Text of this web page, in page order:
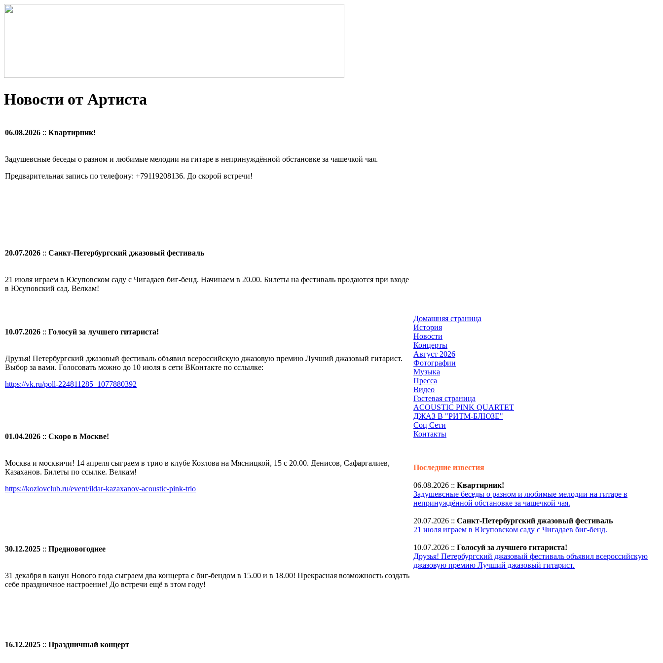
Новости от Артиста
06.08.2026 :: Квартирник!
Задушевсные беседы о разном и любимые мелодии на гитаре в непринуждённой обстановке за чашечкой чая.
Предварительная запись по телефону: +79119208136. До скорой встречи!
20.07.2026 :: Санкт-Петербургский джазовый фестиваль
21 июля играем в Юсуповском саду с Чигадаев биг-бенд. Начинаем в 20.00. Билеты на фестиваль продаются при входе
в Юсуповский сад. Велкам!
10.07.2026 :: Голосуй за лучшего гитариста!
Друзья! Петербургский джазовый фестиваль объявил всероссийскую джазовую премию Лучший джазовый гитарист.
Выбор за вами. Голосовать можно до 10 июля в сети ВКонтакте по сслылке:
https://vk.ru/poll-224811285_1077880392
01.04.2026 :: Скоро в Москве!
Москва и москвичи! 14 апреля сыграем в трио в клубе Козлова на Мясницкой, 15 с 20.00. Денисов, Сафаргалиев,
Казаханов. Билеты по ссылке. Велкам!
https://kozlovclub.ru/event/ildar-kazaxanov-acoustic-pink-trio
30.12.2025 :: Предновогоднее
31 декабря в канун Нового года сыграем два концерта с биг-бендом в 15.00 и в 18.00! Прекрасная возможность создать
себе праздничное настроение! До встречи ещё в этом году!
16.12.2025 :: Праздничный концерт
Домашняя страница
История
Новости
Концерты
Август 2026
Фотографии
Музыка
Пресса
Видео
Гостевая страница
ACOUSTIC PINK QUARTET
ДЖАЗ В "РИТМ-БЛЮЗЕ"
Соц Сети
Контакты
Последние известия
06.08.2026 :: Квартирник!
Задушевсные беседы о разном и любимые мелодии на гитаре в
непринуждённой обстановке за чашечкой чая.
20.07.2026 :: Санкт-Петербургский джазовый фестиваль
21 июля играем в Юсуповском саду с Чигадаев биг-бенд.
10.07.2026 :: Голосуй за лучшего гитариста!
Друзья! Петербургский джазовый фестиваль объявил всероссийскую
джазовую премию Лучший джазовый гитарист.